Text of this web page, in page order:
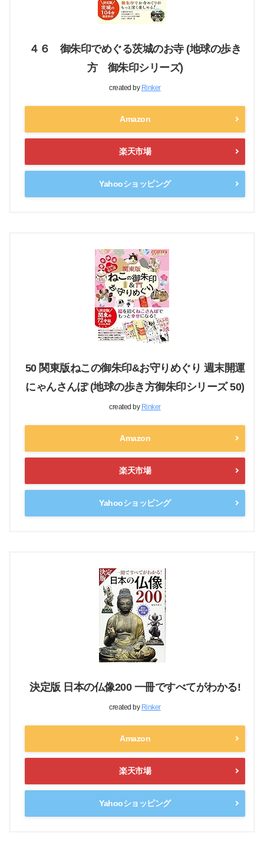
４６ 御朱印でめぐる茨城のお寺 (地球の歩き
方 御朱印シリーズ)
created by Rinker
Amazon
楽天市場
Yahooショッピング
50 関東版ねこの御朱印&お守りめぐり 週末開運
にゃんさんぽ (地球の歩き方御朱印シリーズ 50)
created by Rinker
Amazon
楽天市場
Yahooショッピング
決定版 日本の仏像200 一冊ですべてがわかる!
created by Rinker
Amazon
楽天市場
Yahooショッピング